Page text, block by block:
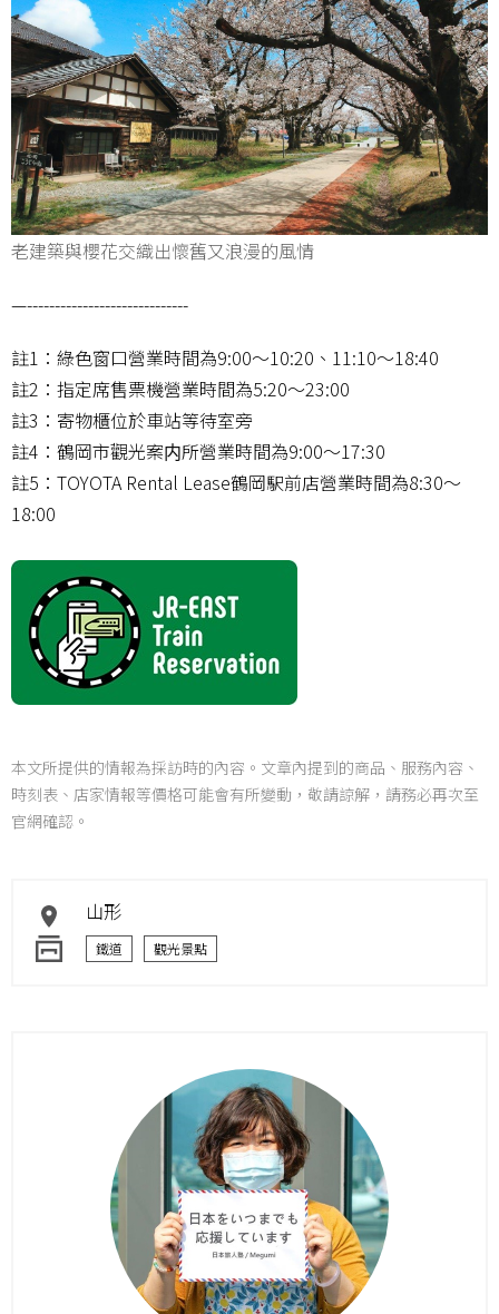
老建築與櫻花交織出懷舊又浪漫的風情
—-----------------------------
註1：綠色窗口營業時間為9:00～10:20、11:10～18:40
註2：指定席售票機營業時間為5:20～23:00
註3：寄物櫃位於車站等待室旁
註4：鶴岡市觀光案内所營業時間為9:00～17:30
註5：TOYOTA Rental Lease鶴岡駅前店營業時間為8:30～
18:00
本文所提供的情報為採訪時的內容。文章內提到的商品、服務內容、
時刻表、店家情報等價格可能會有所變動，敬請諒解，請務必再次至
官網確認。
山形
鐵道 觀光景點